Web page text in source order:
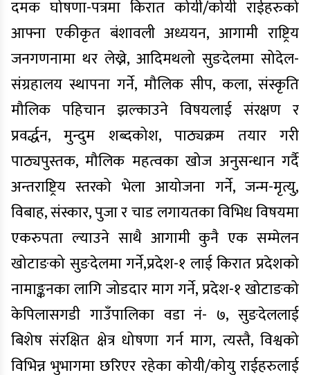
दमक घोषणा-पत्रमा किरात कोयी/कोयी राईहरुको
आफ्ना एकीकृत बंशावली अध्ययन, आगामी राष्ट्रिय
जनगणनामा थर लेख्ने, आदिमथलो सुङदेलमा सोदेल-
संग्रहालय स्थापना गर्ने, मौलिक सीप, कला, संस्कृति
मौलिक पहिचान झल्काउने विषयलाई संरक्षण र
प्रवर्द्धन, मुन्दुम शब्दकोश, पाठ्यक्रम तयार गरी
पाठ्यपुस्तक, मौलिक महत्वका खोज अनुसन्धान गर्दै
अन्तराष्ट्रिय स्तरको भेला आयोजना गर्ने, जन्म-मृत्यु,
विबाह, संस्कार, पुजा र चाड लगायतका विभिध विषयमा
एकरुपता ल्याउने साथै आगामी कुनै एक सम्मेलन
खोटाङको सुङदेलमा गर्ने,प्रदेश-१ लाई किरात प्रदेशको
नामाङ्कनका लागि जोडदार माग गर्ने, प्रदेश-१ खोटाङको
केपिलासगडी गाउँपालिका वडा नं- ७, सुङदेललाई
बिशेष संरक्षित क्षेत्र धोषणा गर्न माग, त्यस्तै, विश्वको
विभिन्न भुभागमा छरिएर रहेका कोयी/कोयु राईहरुलाई